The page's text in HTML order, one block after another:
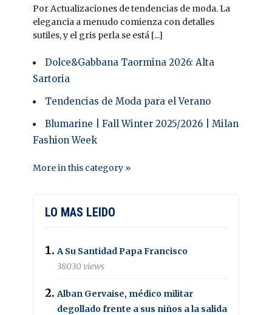
Por Actualizaciones de tendencias de moda. La
elegancia a menudo comienza con detalles
sutiles, y el gris perla se está [...]
Dolce&Gabbana Taormina 2026: Alta
Sartoria
Tendencias de Moda para el Verano
Blumarine | Fall Winter 2025/2026 | Milan
Fashion Week
More in this category »
LO MAS LEIDO
A Su Santidad Papa Francisco
38030 views
Alban Gervaise, médico militar
degollado frente a sus niños a la salida